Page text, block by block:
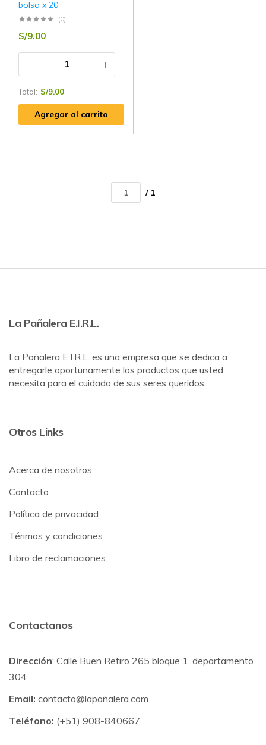
bolsa x 20
(0)
S/9.00
Total: S/9.00
Agregar al carrito
/ 1
La Pañalera E.I.R.L.
La Pañalera E.I.R.L. es una empresa que se dedica a
entregarle oportunamente los productos que usted
necesita para el cuidado de sus seres queridos.
Otros Links
Acerca de nosotros
Contacto
Política de privacidad
Térimos y condiciones
Libro de reclamaciones
Contactanos
Dirección: Calle Buen Retiro 265 bloque 1, departamento
304
Email: contacto@lapañalera.com
Teléfono: (+51) 908-840667